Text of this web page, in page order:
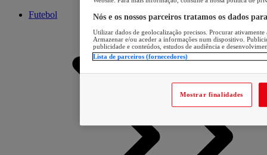
Futebol Nós e os nossos parceiros tratamos os dados
Utilizar dados de geolocalização precisos. Procurar
Armazenar e/ou aceder a informações num dispositivo.
publicidade e conteúdos, estudos de audiência e
Lista de parceiros (fornecedores)
Mostrar finalidades